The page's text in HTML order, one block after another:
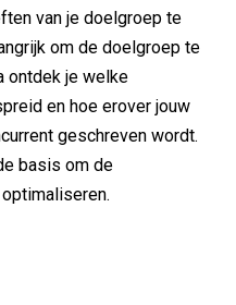
van je doelgroep te
om de doelgroep te
ontdek je welke
en hoe erover jouw
geschreven wordt.
basis om de